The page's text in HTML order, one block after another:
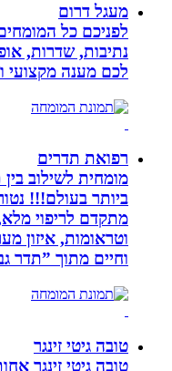
מעגל דרום
לפניכם כל המומחים
נתיבות, שדרות,
לכם מענה מקצועי
רפואת תדרים
מומחית לשילוב בין
מתקדם לריפוי מלא,
וטראומות, איזון
וחיים מתוך ”תדר גבוה”.
טובה גיטי זינגר
טובה גיטי זינגר אחות